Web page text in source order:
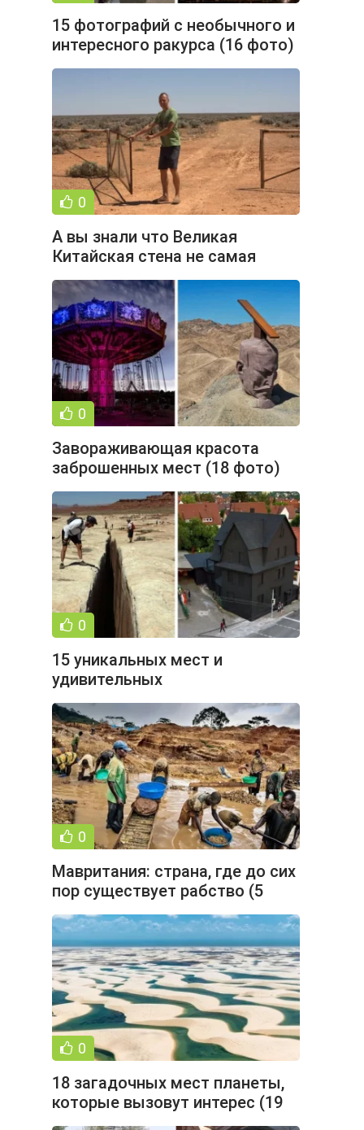
15 фотографий с необычного и
интересного ракурса (16 фото)
0
А вы знали что Великая
Китайская стена не самая
длинная в мире стена (2 фото)
0
Завораживающая красота
заброшенных мест (18 фото)
0
15 уникальных мест и
удивительных
достопримечательностей
планеты (16 фото)
0
Мавритания: страна, где до сих
пор существует рабство (5
фото)
0
18 загадочных мест планеты,
которые вызовут интерес (19
фото)